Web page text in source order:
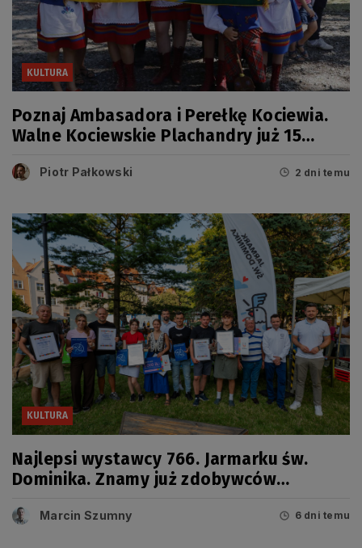
KULTURA
Poznaj Ambasadora i Perełkę Kociewia.
Walne Kociewskie Plachandry już 15
Piotr Pałkowski 2 dni temu
KULTURA
Najlepsi wystawcy 766. Jarmarku św.
Dominika. Znamy już zdobywców
Marcin Szumny 6 dni temu